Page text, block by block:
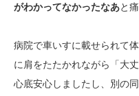
がわかってなかったなあと
病院で車いすに載せられて
に肩をたたかれながら「大
心底安心しましたし、別の